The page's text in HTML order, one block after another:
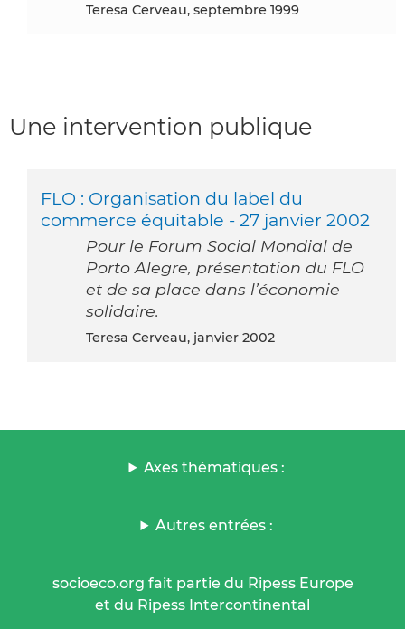
Teresa Cerveau, septembre 1999
Une intervention publique
FLO : Organisation du label du
commerce équitable - 27 janvier 2002
Pour le Forum Social Mondial de
Porto Alegre, présentation du FLO
et de sa place dans l’économie
solidaire.
Teresa Cerveau, janvier 2002
Axes thématiques :
Autres entrées :
socioeco.org fait partie du Ripess Europe
et du Ripess Intercontinental